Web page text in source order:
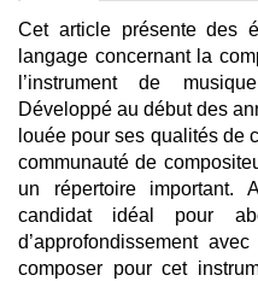
Cet article présente des
langage concernant la
l’instrument de
Développé au début des
louée pour ses qualités de
communauté de
un répertoire important.
candidat idéal pour
d’approfondissement
composer pour cet